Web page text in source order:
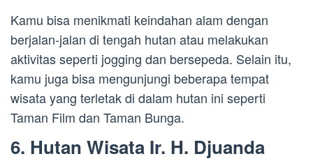
Kamu bisa menikmati keindahan alam dengan
berjalan-jalan di tengah hutan atau melakukan
aktivitas seperti jogging dan bersepeda. Selain itu,
kamu juga bisa mengunjungi beberapa tempat
wisata yang terletak di dalam hutan ini seperti
Taman Film dan Taman Bunga.
6. Hutan Wisata Ir. H. Djuanda